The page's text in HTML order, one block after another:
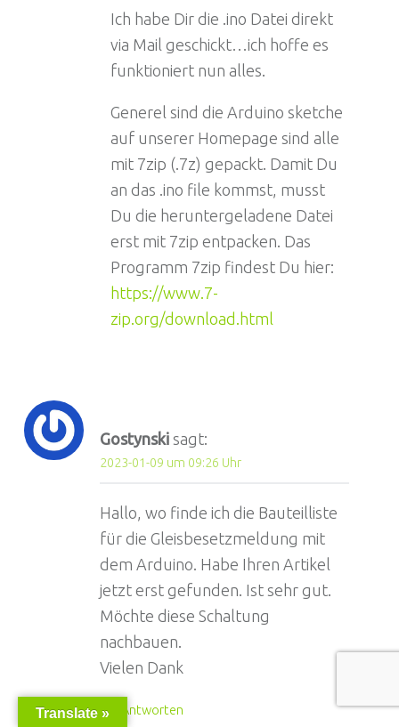
Ich habe Dir die .ino Datei direkt
via Mail geschickt…ich hoffe es
funktioniert nun alles.
Generel sind die Arduino sketche
auf unserer Homepage sind alle
mit 7zip (.7z) gepackt. Damit Du
an das .ino file kommst, musst
Du die heruntergeladene Datei
erst mit 7zip entpacken. Das
Programm 7zip findest Du hier:
https://www.7-
zip.org/download.html
Gostynski sagt:
2023-01-09 um 09:26 Uhr
Hallo, wo finde ich die Bauteilliste
für die Gleisbesetzmeldung mit
dem Arduino. Habe Ihren Artikel
jetzt erst gefunden. Ist sehr gut.
Möchte diese Schaltung
nachbauen.
Vielen Dank
Antworten
Translate »